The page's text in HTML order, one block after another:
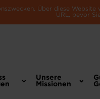
Über diese
URL, bevor
Unsere
Missionen